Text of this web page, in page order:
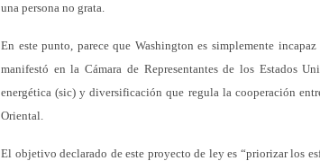
una persona no grata.
En este punto, parece que Washington es simplemente
manifestó en la Cámara de Representantes de los Estados
energética (sic) y diversificación que regula la cooperación
Oriental.
El objetivo declarado de este proyecto de ley es “priorizar los